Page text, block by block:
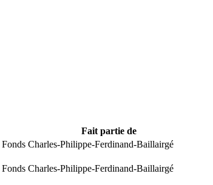
Fait partie de
Fonds Charles-Philippe-Ferdinand-Baillairgé
Fonds Charles-Philippe-Ferdinand-Baillairgé